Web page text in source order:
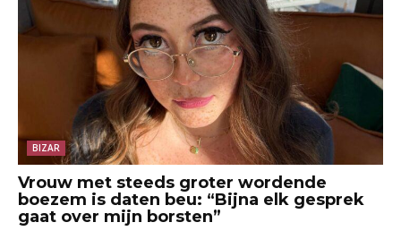
BIZAR
Vrouw met steeds groter wordende
boezem is daten beu: “Bijna elk gesprek
gaat over mijn borsten”